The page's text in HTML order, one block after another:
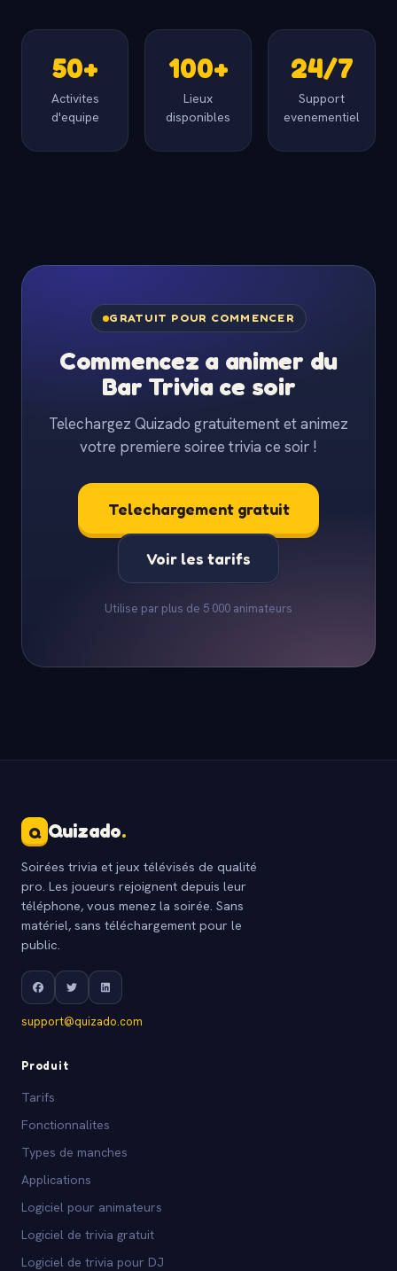
50+
Activites
d'equipe
100+
Lieux
disponibles
24/7
Support
evenementiel
GRATUIT POUR COMMENCER
Commencez a animer du
Bar Trivia ce soir
Telechargez Quizado gratuitement et animez
votre premiere soiree trivia ce soir !
Telechargement gratuit
Voir les tarifs
Utilise par plus de 5 000 animateurs
Q Quizado.
Soirées trivia et jeux télévisés de qualité
pro. Les joueurs rejoignent depuis leur
téléphone, vous menez la soirée. Sans
matériel, sans téléchargement pour le
public.
support@quizado.com
Produit
Tarifs
Fonctionnalites
Types de manches
Applications
Logiciel pour animateurs
Logiciel de trivia gratuit
Logiciel de trivia pour DJ